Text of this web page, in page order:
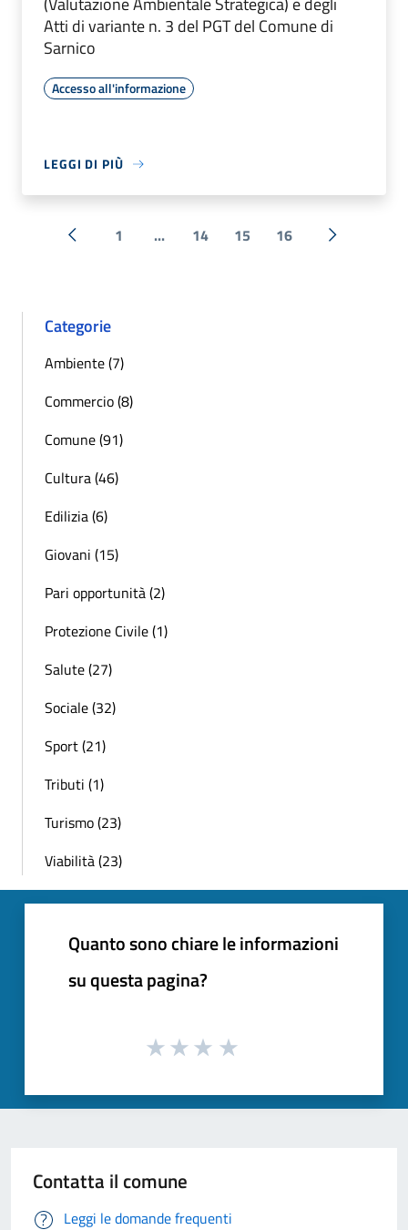
Atti di variante n. 3 del PGT del Comune di
Sarnico
Accesso all'informazione
LEGGI DI PIÙ
« Precedente
1 ... 14 15 16 Successiva
Categorie
Ambiente (7)
Commercio (8)
Comune (91)
Cultura (46)
Edilizia (6)
Giovani (15)
Pari opportunità (2)
Protezione Civile (1)
Salute (27)
Sociale (32)
Sport (21)
Tributi (1)
Turismo (23)
Viabilità (23)
Quanto sono chiare le informazioni
su questa pagina?
Contatta il comune
Leggi le domande frequenti